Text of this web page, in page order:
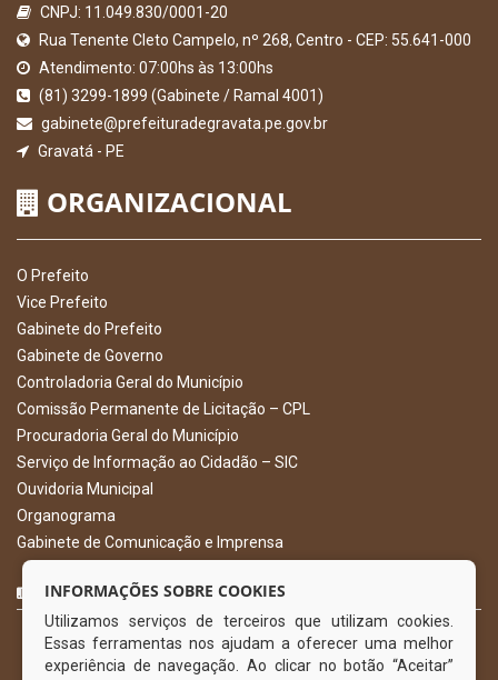
CNPJ: 11.049.830/0001-20
Rua Tenente Cleto Campelo, nº 268, Centro - CEP: 55.641-000
Atendimento: 07:00hs às 13:00hs
(81) 3299-1899 (Gabinete / Ramal 4001)
gabinete@prefeituradegravata.pe.gov.br
Gravatá - PE
ORGANIZACIONAL
O Prefeito
Vice Prefeito
Gabinete do Prefeito
Gabinete de Governo
Controladoria Geral do Município
Comissão Permanente de Licitação – CPL
Procuradoria Geral do Município
Serviço de Informação ao Cidadão – SIC
Ouvidoria Municipal
Organograma
Gabinete de Comunicação e Imprensa
CURTA NOSSA FAN PAGE
INFORMAÇÕES SOBRE COOKIES
Utilizamos serviços de terceiros que utilizam cookies.
Essas ferramentas nos ajudam a oferecer uma melhor
experiência de navegação. Ao clicar no botão “Aceitar”